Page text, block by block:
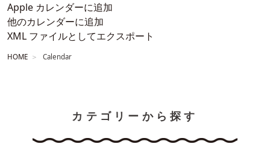
Apple カレンダーに追加
他のカレンダーに追加
XML ファイルとしてエクスポート
HOME Calendar
カテゴリーから探す